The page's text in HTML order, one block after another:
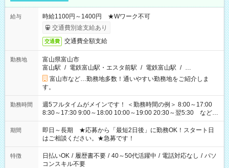
給与
時給1100円～1400円 ★Wワーク不可
交通費別途支給あり
交通費 交通費全額支給
勤務地
富山県富山市
富山駅 / 電鉄富山駅・エスタ前駅 / 電鉄富山駅 / …
富山市など…勤務地多数！通いやすい勤務地をご紹介しま
す。
勤務時間
週5フルタイムがメインです！ ＜勤務時間の例＞ 8:00～17:00
8:30～17:30 9:00～18:00 10:00～19:00 20:30～翌5:30 など ★
その他にも勤務時間多数！ 日勤のみ、残業なし、交替制など
ご希望を教えてください！
期間
即日～長期 ★応募から「最短2日後」に勤務OK！スタート日
はご相談ください。★急募です！
特徴 日払いOK / 履歴書不要 / 40～50代活躍中 / 電話対応なし / パソ
コンスキル不要